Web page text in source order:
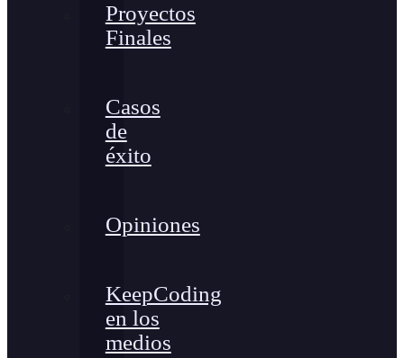
Proyectos
Finales
Casos
de
éxito
Opiniones
KeepCoding
en los
medios